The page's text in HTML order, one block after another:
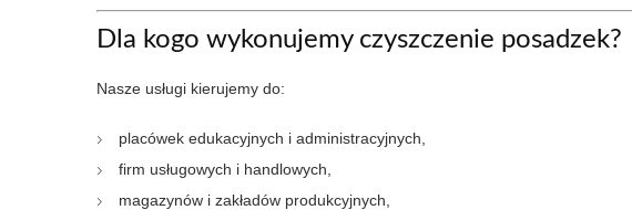
Dla kogo wykonujemy czyszczenie posadzek?
Nasze usługi kierujemy do:
placówek edukacyjnych i administracyjnych,
firm usługowych i handlowych,
magazynów i zakładów produkcyjnych,